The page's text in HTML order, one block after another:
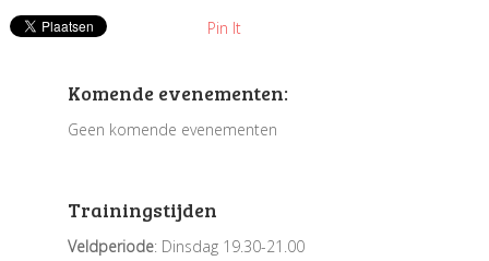
Pin It
Komende evenementen:
Geen komende evenementen
Trainingstijden
Veldperiode: Dinsdag 19.30-21.00